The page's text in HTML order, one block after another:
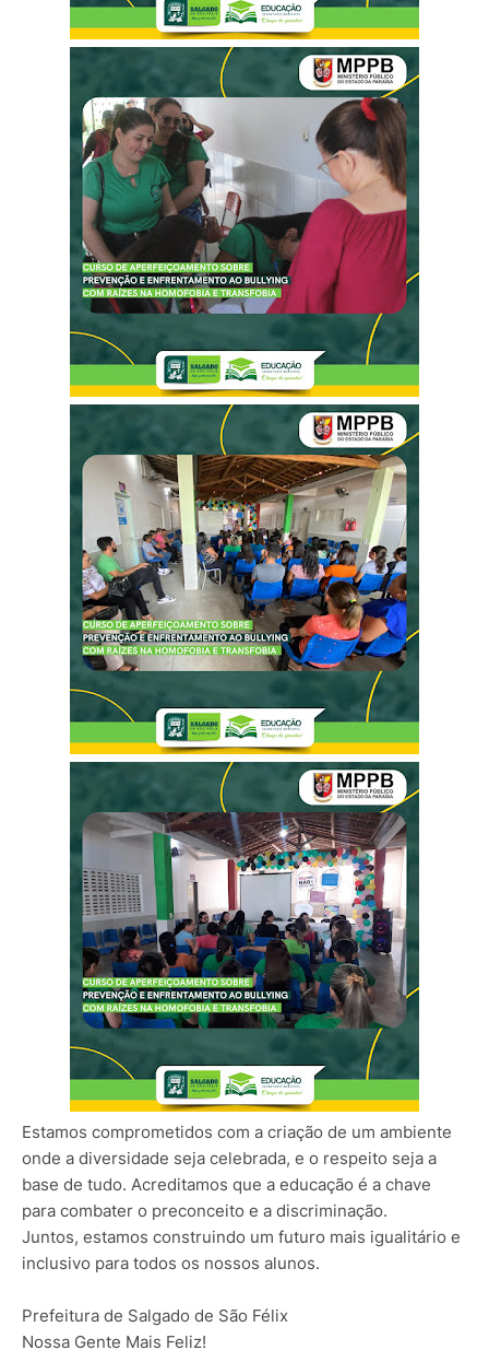
Estamos comprometidos com a criação de um ambiente
onde a diversidade seja celebrada, e o respeito seja a
base de tudo. Acreditamos que a educação é a chave
para combater o preconceito e a discriminação.
Juntos, estamos construindo um futuro mais igualitário e
inclusivo para todos os nossos alunos.
Prefeitura de Salgado de São Félix
Nossa Gente Mais Feliz!